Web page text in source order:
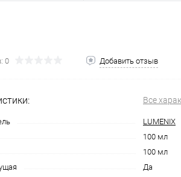
0 Добавить отзыв
Все
LUMENIX
100 мл
100 мл
Да